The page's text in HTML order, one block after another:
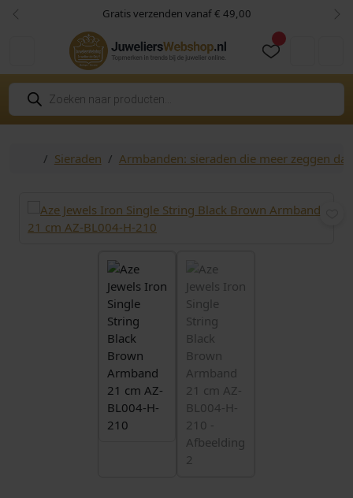
Skip to content
Skip to footer Gratis verzenden vanaf € 49,00
Vorige
P
o
d
HomeSieraden Armbanden: sieraden die meer zeggen